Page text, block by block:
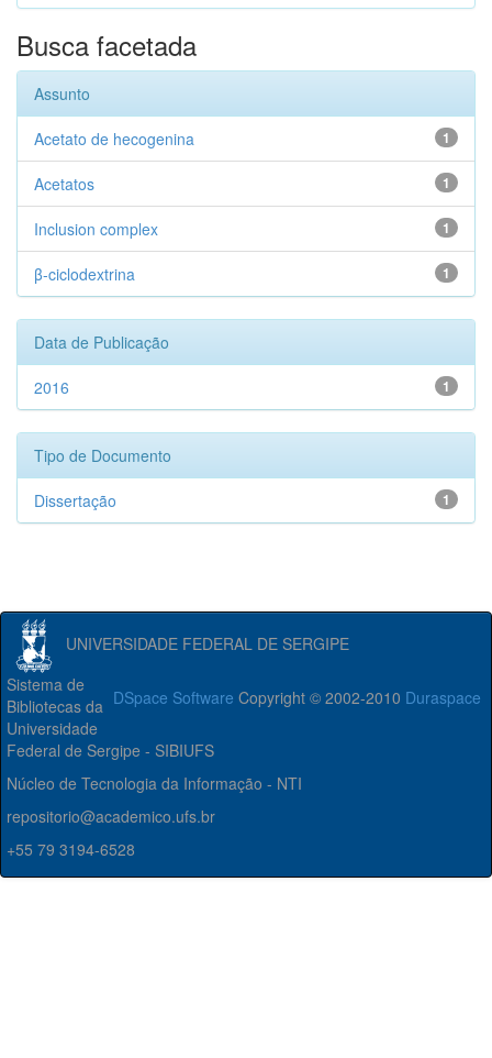
Busca facetada
Assunto
1
Acetato de hecogenina
1
Acetatos
1
Inclusion complex
1
β-ciclodextrina
Data de Publicação
1
2016
Tipo de Documento
1
Dissertação
UNIVERSIDADE FEDERAL DE SERGIPE
DSpace Software Copyright © 2002-2010 Duraspace
Sistema de
Bibliotecas da
Universidade
Federal de Sergipe - SIBIUFS
Núcleo de Tecnologia da Informação - NTI
repositorio@academico.ufs.br
+55 79 3194-6528